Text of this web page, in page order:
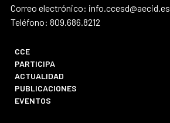
Correo electrónico: info.ccesd@aecid.es
Teléfono: 809.686.8212
CCE
PARTICIPA
ACTUALIDAD
PUBLICACIONES
EVENTOS